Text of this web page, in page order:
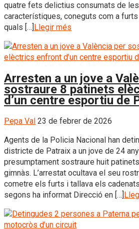
quatre fets delictius consumats de
característiques, coneguts com a
quals […]Llegir més
Arresten a un jove a
sostraure 8 patinets
d’un centre esportiu de
Pepa Val 23 de febrer de 2026
Agents de la Policia Nacional han
districte de Patraix a un jove de 24
presumptament sostraure huit
gimnàs. L’arrestat ocultava el seu
cometre els furts i tallava els
segons ha informat Direcció en […]